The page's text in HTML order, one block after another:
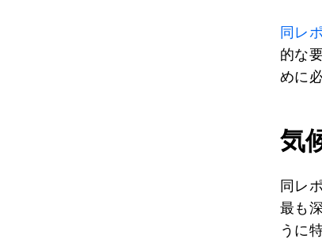
同レ
的な
めに
気
同レ
最も
うに